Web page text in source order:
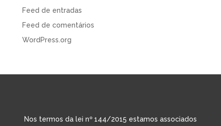
Feed de entradas
Feed de comentários
WordPress.org
Nos termos da lei nº 144/2015 estamos associados